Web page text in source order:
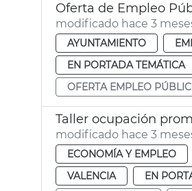
Oferta de Empleo
modificado hace 3
AYUNTAMIENTO
EN PORTADA TEMÁTICA
OFERTA EMPLEO
Taller ocupación
modificado hace 3
ECONOMÍA Y EMPLEO
VALENCIA
EN